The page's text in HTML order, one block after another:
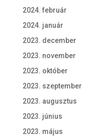
2024. február
2024. január
2023. december
2023. november
2023. október
2023. szeptember
2023. augusztus
2023. június
2023. május